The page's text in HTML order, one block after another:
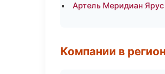
Артель Меридиан
Компании в